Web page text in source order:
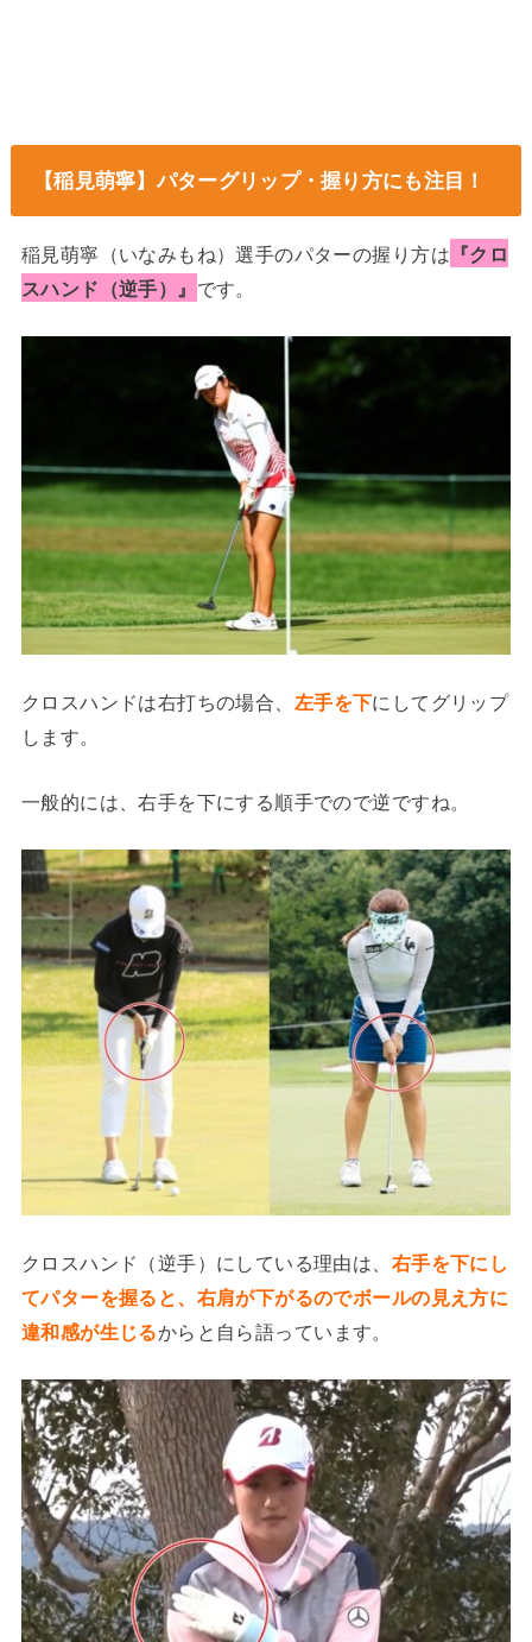
【稲見萌寧】パターグリップ・握り方にも注目！
稲見萌寧（いなみもね）選手のパターの握り方は 『クロ
スハンド（逆手）』 です。
クロスハンドは右打ちの場合、 左手を下にしてグリップ
します。
一般的には、右手を下にする順手でので逆ですね。
クロスハンド（逆手）にしている理由は、 右手を下にし
てパターを握ると、右肩が下がるのでボールの見え方に
違和感が生じるからと自ら語っています。